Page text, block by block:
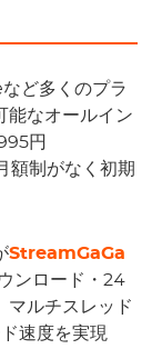
ど多くのプラ
能なオールイン
円
額制がなく初期
StreamGaGa
ンロード・24
マルチスレッド
速度を実現